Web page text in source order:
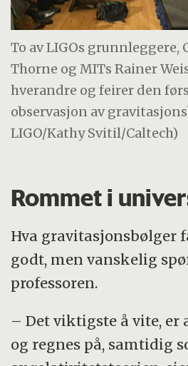
To av LIGOs grunnleggere,
Thorne og MITs Rainer
hverandre og feirer den
observasjon av
LIGO/Kathy Svitil/Caltech)
Rommet i
Hva gravitasjonsbølger
godt, men vanskelig
professoren.
– Det viktigste å vite, er
og regnes på, samtidig